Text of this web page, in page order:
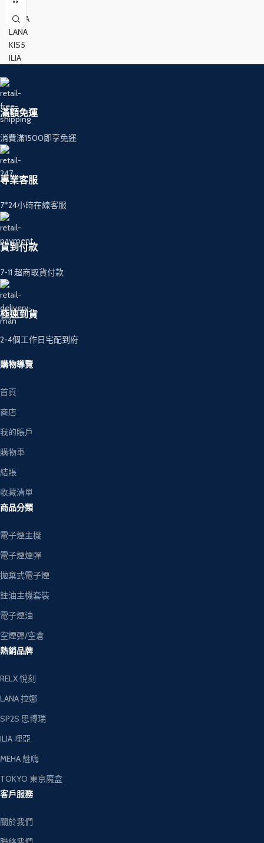
MSO
MEHA
LANA
KIS5
ILIA
滿額免運
消費滿1500即享免運
專業客服
7*24小時在線客服
貨到付款
7-11 超商取貨付款
極速到貨
2-4個工作日宅配到府
購物導覽
首頁
商店
我的賬戶
購物車
結賬
收藏清單
商品分類
電子煙主機
電子煙煙彈
拋棄式電子煙
註油主機套裝
電子煙油
空煙彈/空倉
熱銷品牌
RELX 悅刻
LANA 拉娜
SP2S 思博瑞
ILIA 哩亞
MEHA 魅嗨
TOKYO 東京魔盒
客戶服務
關於我們